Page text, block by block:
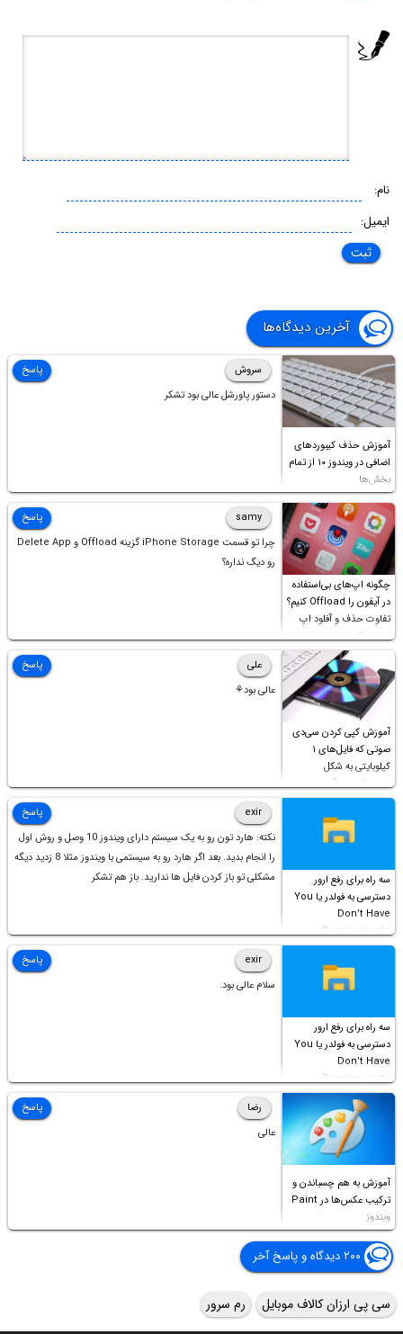
نام:
ایمیل:
آخرین دیدگاه‌ها
آموزش حذف کیبوردهای
اضافی در ویندوز ۱۰ از تمام
بخش‌ها
سروش
دستور پاورشل عالی بود تشکر
پاسخ
چگونه اپ‌های بی‌استفاده
در آیفون را Offload کنیم؟
تفاوت حذف و آفلود اپ
چیست؟
samy
چرا تو قسمت iPhone Storage گزینه Offload و Delete App
رو دیگ نداره؟
پاسخ
آموزش کپی کردن سی‌دی
صوتی که فایل‌های ۱
کیلوبایتی به شکل
شورت‌کات در آن موجود
است!
علی
عالی بود⚘
پاسخ
سه راه برای رفع ارور
دسترسی به فولدر یا You
Don’t Have
Permission to
Access this folder
exir
نکته: هارد تون رو به یک سیستم دارای ویندوز 10 وصل و روش اول
را انجام بدید. بعد اگر هارد رو به سیستمی با ویندوز مثلا 8 زدید دیگه
مشکلی تو باز کردن فایل ها ندارید. باز هم تشکر
پاسخ
سه راه برای رفع ارور
دسترسی به فولدر یا You
Don’t Have
Permission to
Access this folder
exir
سلام عالی بود.
پاسخ
آموزش به هم چسباندن و
ترکیب عکس‌ها در Paint
ویندوز
رضا
عالی
پاسخ
۲۰۰ دیدگاه و پاسخ آخر
سی پی ارزان کالاف موبایل رم سرور